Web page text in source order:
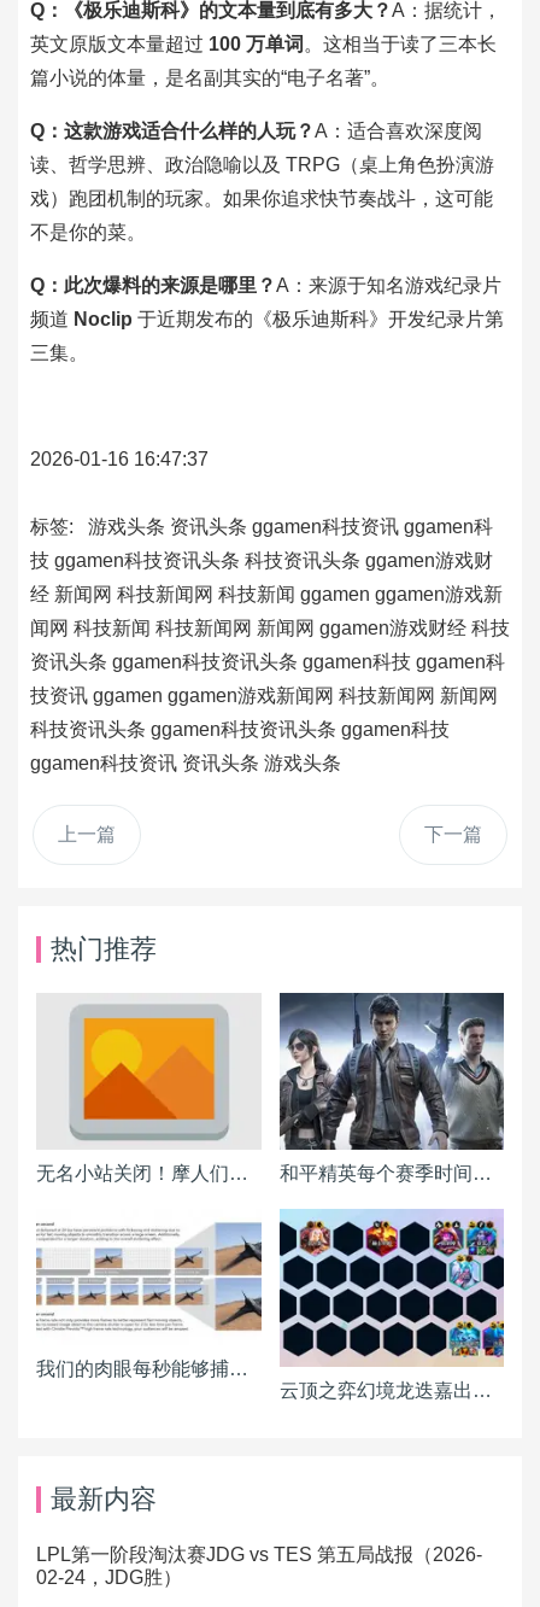
Q：《极乐迪斯科》的文本量到底有多大？A：据统计，
英文原版文本量超过 100 万单词 。这相当于读了三本长
篇小说的体量，是名副其实的“电子名著”。
Q：这款游戏适合什么样的人玩？A：适合喜欢深度阅
读、哲学思辨、政治隐喻以及 TRPG（桌上角色扮演游
戏）跑团机制的玩家。如果你追求快节奏战斗，这可能
不是你的菜。
Q：此次爆料的来源是哪里？A：来源于知名游戏纪录片
频道 Noclip 于近期发布的《极乐迪斯科》开发纪录片第
三集。
2026-01-16 16:47:37
标签: 游戏头条 资讯头条 ggamen科技资讯 ggamen科
技 ggamen科技资讯头条 科技资讯头条 ggamen游戏财
经 新闻网 科技新闻网 科技新闻 ggamen ggamen游戏新
闻网 科技新闻 科技新闻网 新闻网 ggamen游戏财经 科技
资讯头条 ggamen科技资讯头条 ggamen科技 ggamen科
技资讯 ggamen ggamen游戏新闻网 科技新闻网 新闻网
科技资讯头条 ggamen科技资讯头条 ggamen科技
ggamen科技资讯 资讯头条 游戏头条
上一篇 下一篇
热门推荐
无名小站关闭！摩人们该搬到何处？各BLOG平台详细分析报告 和平精英每个赛季时间表一览
我们的肉眼每秒能够捕捉多少画面？
云顶之弈幻境龙迭嘉出装 迭嘉主C阵容搭配推荐
最新内容
LPL第一阶段淘汰赛JDG vs TES 第五局战报（2026-
02-24，JDG胜）